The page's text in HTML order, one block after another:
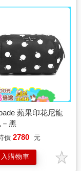
蘋果印花尼龍
黑
價 2780 元
入購物車